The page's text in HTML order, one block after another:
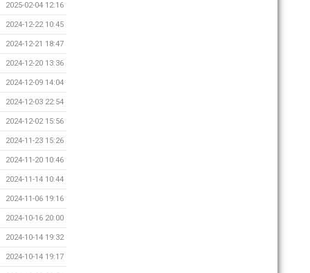
2025-02-04 12:16
2024-12-22 10:45
2024-12-21 18:47
2024-12-20 13:36
2024-12-09 14:04
2024-12-03 22:54
2024-12-02 15:56
2024-11-23 15:26
2024-11-20 10:46
2024-11-14 10:44
2024-11-06 19:16
2024-10-16 20:00
2024-10-14 19:32
2024-10-14 19:17